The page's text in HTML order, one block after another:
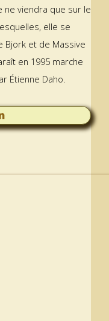
ne viendra que sur le
elle se
Bjork et de Massive
en 1995 marche
Étienne Daho.